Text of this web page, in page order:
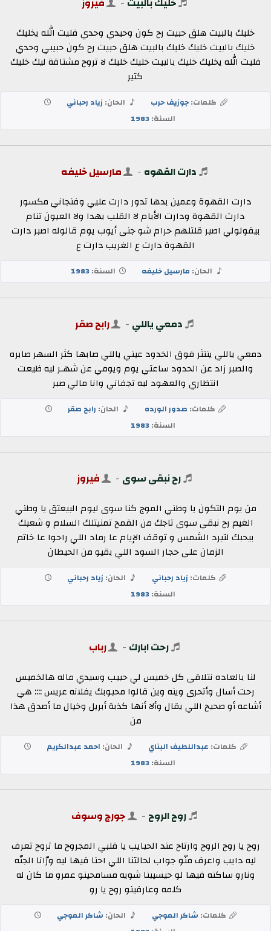
خليك بالبيت هلق حبيت رح كون وحيدي وحدي فليت الله يخليك
خليك بالبيت خليك خليك بالبيت هلق حبيت رح كون حبيبي وحدي
فليت الله يخليك خليك بالبيت خليك خليك لا تروح مشتاقة ليك خليك
كتير
كلمات:جوزيف حرب الحان: زياد رحباني
السنة:1983
دارت القهوه - مارسيل خليفه
دارت القهوة وعمين بدها تدور دارت عليي وفنجاني مكسور
دارت القهوة ودارت الأيام لا القلب يهدا ولا العيون تنام
بيقولولي اصبر قلتلهم حرام شو جنى أيوب يوم قالوله اصبر دارت
القهوة دارت ع الغريب دارت ع
الحان: مارسيل خليفه السنة:1983
دمعي ياللي - رابح صقر
دمعي ياللي ينتثر فوق الخدود عيني ياللي صابها كثر السهر صابره
والصبر زاد عن الحدود ساعتي يوم ويومي عن شهـر ليه ظيعت
انتظاري والعهود ليه تجفاني وانا مالي صبر
كلمات: صدور الورده الحان: رابح صقر
السنة:1983
رح نبقى سوى - فيروز
من يوم التكون يا وطني الموج كنا سوى ليوم البيعتق يا وطني
الغيم رح نبقى سوى تاجك من القمح تمنيتلك السلام و شعبك
بيحبك لتبرد الشمس و توقف الإيام عا رماد اللي راحوا عا خاتم
الزمان على حجار السود اللي بقيو من الحيطان
كلمات: زياد رحباني الحان: زياد رحباني
السنة:1983
رحت ابارك - رباب
لنا بالعاده نتلاقى كل خميس لي حبيب وسيدي ماله هالخميس
رحت أسال وأتحرى وينه وين قالوا محبوبك يفلانه عريس :::: هي
أشاعه أو صحيح اللي يقال وألا أنها كذبة أبريل وخيال ما أصدق هذا
من
كلمات: عبداللطيف البناي الحان: احمد عبدالكريم
السنة:1983
روح الروح - جورج وسوف
روح يا روح الروح وارتاح عند الحبايب يا قلبي المجروح ما تروح تعرف
ليه دايب واعرف منّو جواب لحالتنا اللي احنا فيها ليه ورّانا الجنّه
ونارو ساكنه فيها لو حيسيبنا شويه مسامحينو عمرو ما كان له
كلمه وعارفينو روح يا رو
كلمات: شاكر الموجي الحان: شاكر الموجي